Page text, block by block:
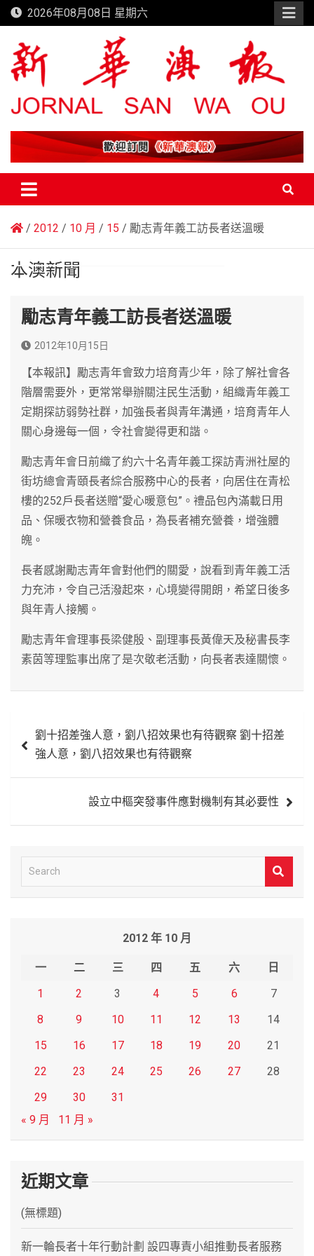
Skip
to
content
2026年08月08日 星期六
新華澳報
2012 10 月 15 勵志青年義工訪長者送溫暖
本澳新聞
勵志青年義工訪長者送溫暖
2012年10月15日
【本報訊】勵志青年會致力培育青少年，除了解社會各
階層需要外，更常常舉辦關注民生活動，組織青年義工
定期探訪弱勢社群，加強長者與青年溝通，培育青年人
關心身邊每一個，令社會變得更和諧。
勵志青年會日前織了約六十名青年義工探訪青洲社屋的
街坊總會青頤長者綜合服務中心的長者，向居住在青松
樓的252戶長者送贈“愛心暖意包”。禮品包內滿載日用
品、保暖衣物和營養食品，為長者補充營養，增強體
魄。
長者感謝勵志青年會對他們的關愛，說看到青年義工活
力充沛，令自己活潑起來，心境變得開朗，希望日後多
與年青人接觸。
勵志青年會理事長梁健殷、副理事長黃偉天及秘書長李
素茵等理監事出席了是次敬老活動，向長者表達關懷。
章 劉十招差強人意，劉八招效果也有待觀察 劉十招差
強人意，劉八招效果也有待觀察
設立中樞突發事件應對機制有其必要性
e
2012 年 10 月
一 二 三 四 五 六
日
1
2 3 4 5 6
7
8
9 10 11 12 13
14
15
16 17 18 19 20
21
22
23 24 25 26 27
28
29
30
31
« 9 月
11 月 »
近期文章
(無標題)
新一輪長者十年行動計劃 設四專責小組推動長者服務